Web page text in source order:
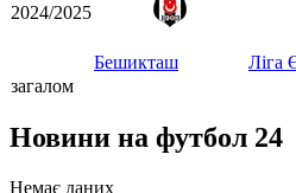
2024/2025
Бешикташ Ліга
загалом
Новини на футбол 24
Немає даних